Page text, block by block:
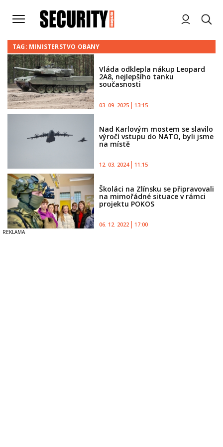
TAG: MINISTERSTVO OBANY
Vláda odklepla nákup Leopard
2A8, nejlepšího tanku
současnosti
03. 09. 2025 13:15
Nad Karlovým mostem se slavilo
výročí vstupu do NATO, byli jsme
na místě
12. 03. 2024 11:15
Školáci na Zlínsku se připravovali
na mimořádné situace v rámci
projektu POKOS
06. 12. 2022 17:00